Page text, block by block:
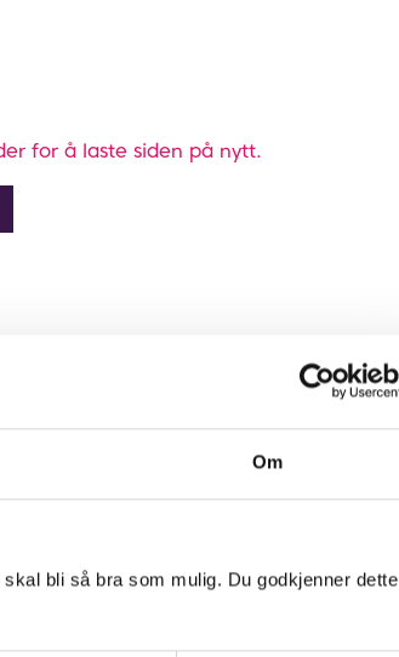
Om
bli så bra som mulig. Du godkjenner dette
for å laste siden på nytt.